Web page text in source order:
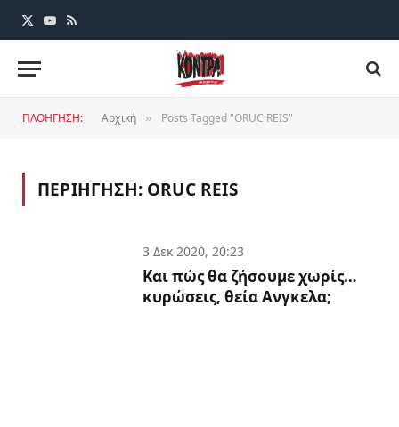
X
YouTube
RSS
ΠΛΟΗΓΗΣΗ: Αρχική » Posts Tagged "ORUC REIS"
ΠΕΡΙΗΓΗΣΗ: ORUC REIS
3 Δεκ 2020, 20:23
Και πώς θα ζήσουμε χωρίς…
κυρώσεις, θεία Ανγκελα;